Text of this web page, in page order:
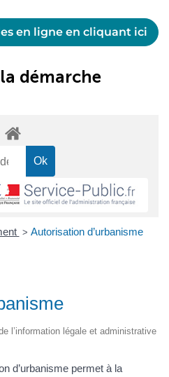
en ligne en cliquant ici
démarche
> Autorisation d’urbanisme
l’information légale et administrative
d’urbanisme permet à la